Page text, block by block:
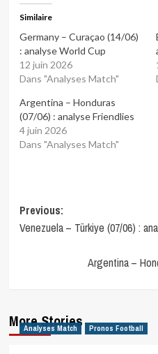
Similaire
Germany – Curaçao (14/06)
: analyse World Cup
12 juin 2026
Dans "Analyses Match"
Argentina – Honduras
(07/06) : analyse Friendlies
4 juin 2026
Dans "Analyses Match"
Post
navigation
Previous:
Venezuela – Türkiye (07/06) :
Argentina –
More Stories
Analyses Match Pronos Football